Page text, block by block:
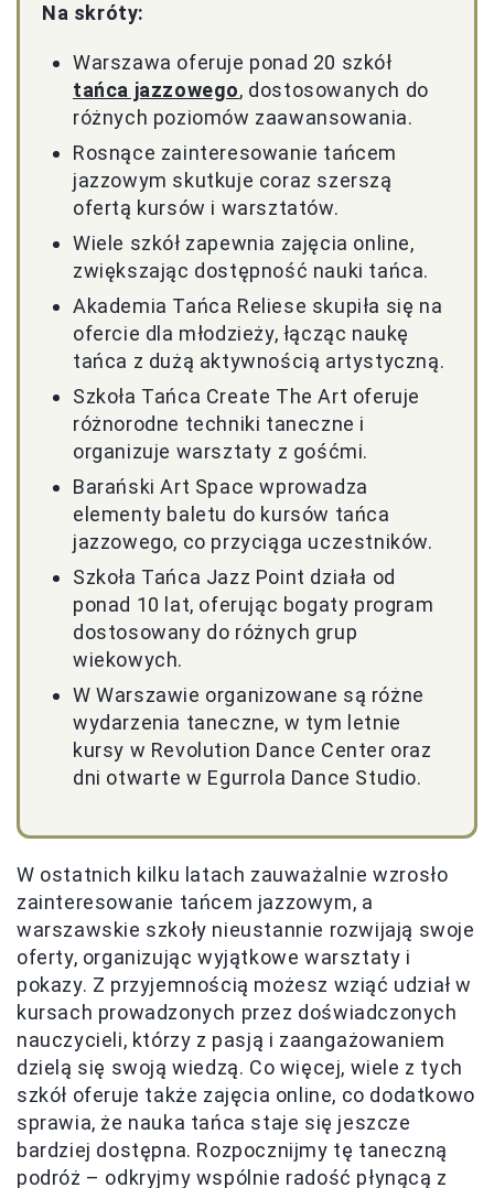
Na skróty:
Warszawa oferuje ponad 20 szkół
tańca jazzowego, dostosowanych do
różnych poziomów zaawansowania.
Rosnące zainteresowanie tańcem
jazzowym skutkuje coraz szerszą
ofertą kursów i warsztatów.
Wiele szkół zapewnia zajęcia online,
zwiększając dostępność nauki tańca.
Akademia Tańca Reliese skupiła się na
ofercie dla młodzieży, łącząc naukę
tańca z dużą aktywnością artystyczną.
Szkoła Tańca Create The Art oferuje
różnorodne techniki taneczne i
organizuje warsztaty z gośćmi.
Barański Art Space wprowadza
elementy baletu do kursów tańca
jazzowego, co przyciąga uczestników.
Szkoła Tańca Jazz Point działa od
ponad 10 lat, oferując bogaty program
dostosowany do różnych grup
wiekowych.
W Warszawie organizowane są różne
wydarzenia taneczne, w tym letnie
kursy w Revolution Dance Center oraz
dni otwarte w Egurrola Dance Studio.
W ostatnich kilku latach zauważalnie wzrosło
zainteresowanie tańcem jazzowym, a
warszawskie szkoły nieustannie rozwijają swoje
oferty, organizując wyjątkowe warsztaty i
pokazy. Z przyjemnością możesz wziąć udział w
kursach prowadzonych przez doświadczonych
nauczycieli, którzy z pasją i zaangażowaniem
dzielą się swoją wiedzą. Co więcej, wiele z tych
szkół oferuje także zajęcia online, co dodatkowo
sprawia, że nauka tańca staje się jeszcze
bardziej dostępna. Rozpocznijmy tę taneczną
podróż – odkryjmy wspólnie radość płynącą z